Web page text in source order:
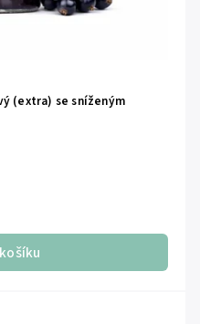
(extra) se sníženým